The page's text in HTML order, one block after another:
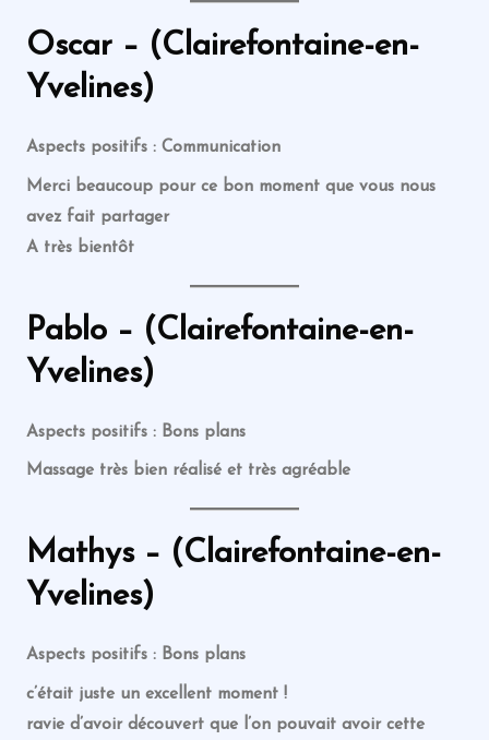
Oscar – (Clairefontaine-en-
Yvelines)
Aspects positifs : Communication
Merci beaucoup pour ce bon moment que vous nous
avez fait partager
A très bientôt
Pablo – (Clairefontaine-en-
Yvelines)
Aspects positifs : Bons plans
Massage très bien réalisé et très agréable
Mathys – (Clairefontaine-en-
Yvelines)
Aspects positifs : Bons plans
c’était juste un excellent moment !
ravie d’avoir découvert que l’on pouvait avoir cette